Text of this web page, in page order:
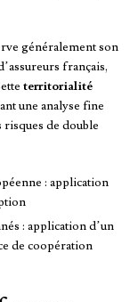
généralement son
français,
territorialité
une analyse fine
de double
: application
: application d’un
de coopération